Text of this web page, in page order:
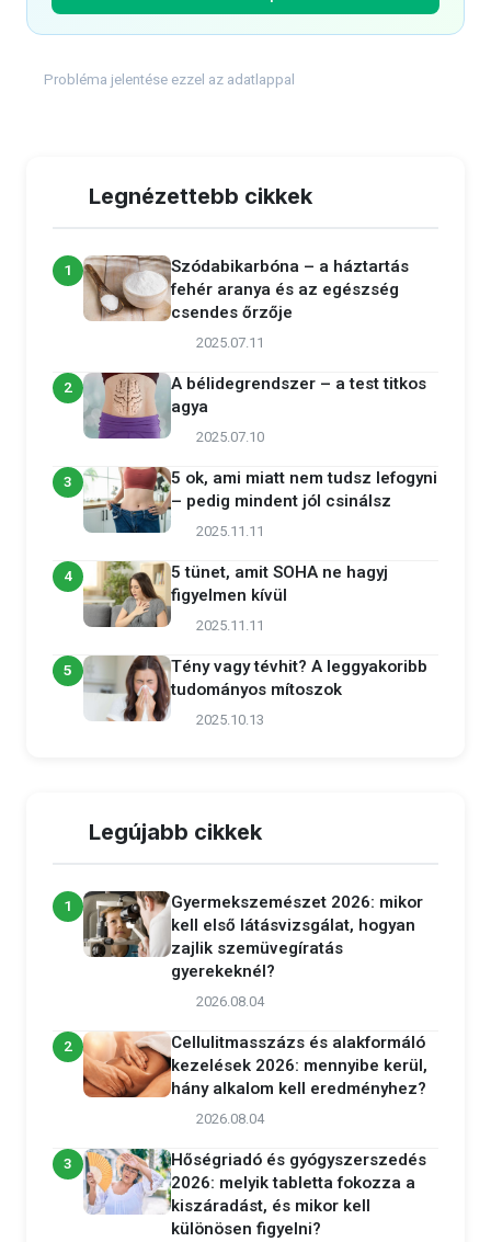
Probléma jelentése ezzel az adatlappal
Legnézettebb cikkek
1
Szódabikarbóna – a háztartás
fehér aranya és az egészség
csendes őrzője
2025.07.11
2
A bélidegrendszer – a test titkos
agya
2025.07.10
3
5 ok, ami miatt nem tudsz lefogyni
– pedig mindent jól csinálsz
2025.11.11
4
5 tünet, amit SOHA ne hagyj
figyelmen kívül
2025.11.11
5
Tény vagy tévhit? A leggyakoribb
tudományos mítoszok
2025.10.13
Legújabb cikkek
1
Gyermekszemészet 2026: mikor
kell első látásvizsgálat, hogyan
zajlik szemüvegíratás
gyerekeknél?
2026.08.04
2
Cellulitmasszázs és alakformáló
kezelések 2026: mennyibe kerül,
hány alkalom kell eredményhez?
2026.08.04
3
Hőségriadó és gyógyszerszedés
2026: melyik tabletta fokozza a
kiszáradást, és mikor kell
különösen figyelni?